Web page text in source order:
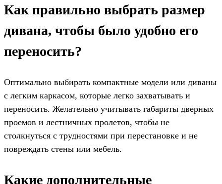
Как правильно выбрать размер
дивана, чтобы было удобно его
переносить?
Оптимально выбирать компактные модели или диваны
с легким каркасом, которые легко захватывать и
переносить. Желательно учитывать габариты дверных
проемов и лестничных пролетов, чтобы не
столкнуться с трудностями при перестановке и не
повреждать стены или мебель.
Какие дополнительные